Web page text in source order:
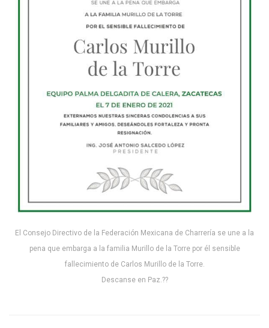
El Consejo Directivo de la Federación Mexicana de Charrería se une a la
pena que embarga a la familia Murillo de la Torre por él sensible
fallecimiento de Carlos Murillo de la Torre.
Descanse en Paz.??